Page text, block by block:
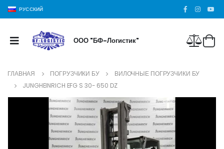
РУССКИЙ
ООО "БФ-Логистик"
ГЛАВНАЯ ПОГРУЗЧИКИ БУ
ВИЛОЧНЫЕ ПОГРУЗЧИКИ БУ
JUNGHEINRICH EFG S 30- 650 DZ